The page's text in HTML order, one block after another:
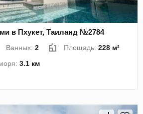
в Пхукет, Таиланд №2784
Ванных:2 Площадь:228 м²
3.1 км